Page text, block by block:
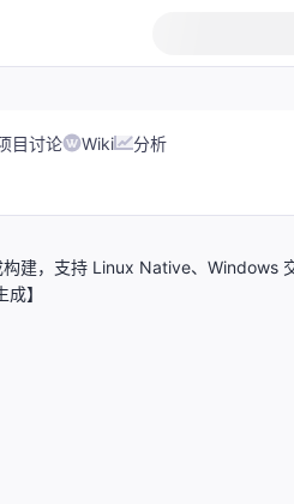
目讨论 Wiki 分析
建，支持 Linux Native、Windows
】